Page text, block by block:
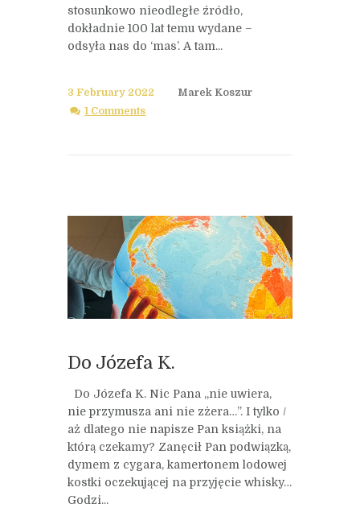
stosunkowo nieodległe źródło,
dokładnie 100 lat temu wydane –
odsyła nas do ‘mas’. A tam...
3 February 2022
Marek Koszur
1 Comments
Do Józefa K.
Do Józefa K. Nic Pana „nie uwiera,
nie przymusza ani nie zżera…”. I tylko /
aż dlatego nie napisze Pan książki, na
którą czekamy? Zanęcił Pan podwiązką,
dymem z cygara, kamertonem lodowej
kostki oczekującej na przyjęcie whisky…
Godzi...